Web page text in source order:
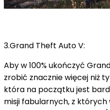
3.Grand Theft Auto V:
Aby w 100% ukończyć
zrobić znacznie więcej niż
która na początku jest
misji fabularnych, z których